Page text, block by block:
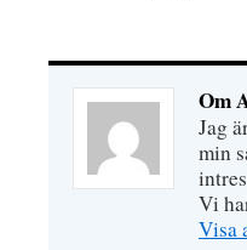
Om
Jag
min
Vi
Visa